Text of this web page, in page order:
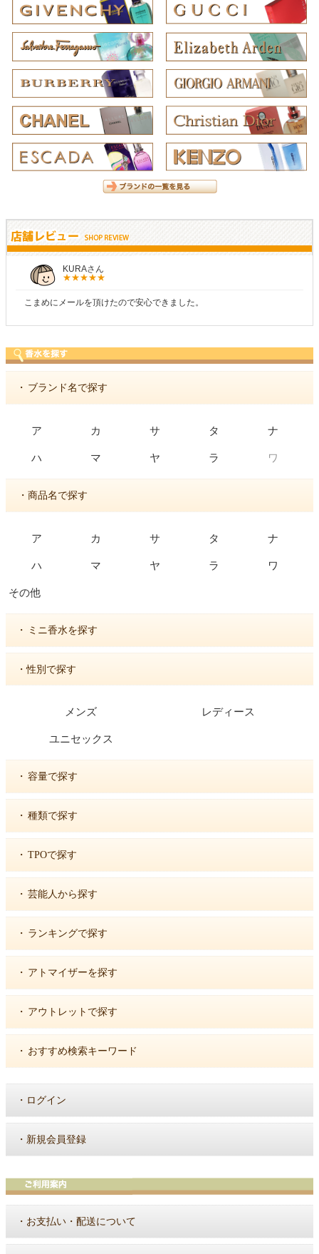
KURAさん
こまめにメールを頂けたので安心できました。
・ ブランド名で探す
ア カ サ タ ナ
ハ マ ヤ ラ ワ
・商品名で探す
ア カ サ タ ナ
ハ マ ヤ ラ ワ
その他
・ ミニ香水を探す
・性別で探す
メンズ レディース
ユニセックス
・ 容量で探す
・ 種類で探す
・ TPOで探す
・ 芸能人から探す
・ ランキングで探す
・ アトマイザーを探す
・ アウトレットで探す
・ おすすめ検索キーワード
・ ログイン
・ 新規会員登録
・ お支払い・配送について